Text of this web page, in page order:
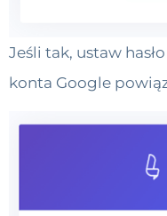
Jeśli tak, ustaw
konta Google